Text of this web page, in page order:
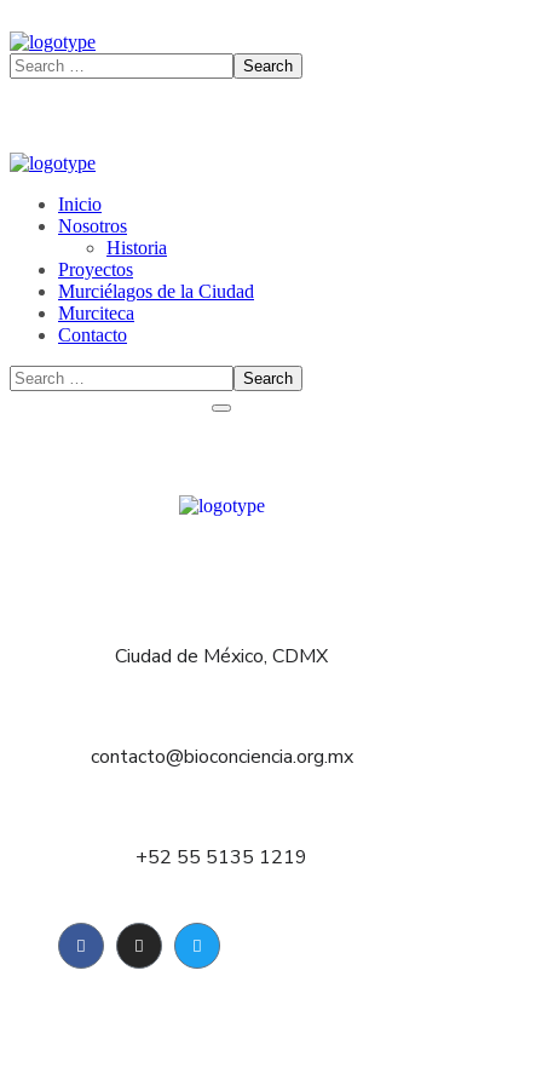
Inicio
Nosotros
Historia
Proyectos
Murciélagos de la Ciudad
Murciteca
Contacto
Ciudad de México, CDMX
contacto@bioconciencia.org.mx
+52 55 5135 1219